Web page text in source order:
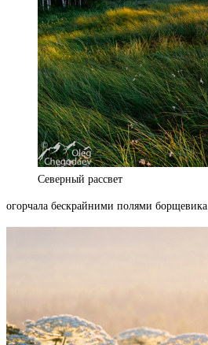
Северный рассвет
огорчала бескрайними полями борщевика.